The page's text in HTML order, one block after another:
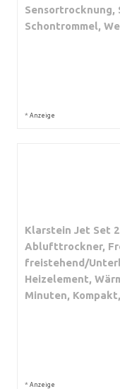
Sensortrocknung,
Schontrommel,
* Anzeige
Klarstein Jet Set
Ablufttrockner,
freistehend/
Heizelement,
Minuten,
* Anzeige